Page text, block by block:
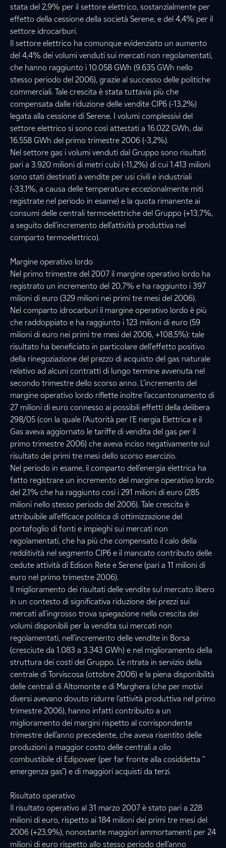
stata del 2,9% per il settore elettrico, sostanzialmente per
effetto della cessione della società Serene, e del 4,4% per il
settore idrocarburi.
Il settore elettrico ha comunque evidenziato un aumento
del 4,4% dei volumi venduti sui mercati non regolamentati,
che hanno raggiunto i 10.058 GWh (9.635 GWh nello
stesso periodo del 2006), grazie al successo delle politiche
commerciali. Tale crescita è stata tuttavia più che
compensata dalle riduzione delle vendite CIP6 (-13,2%)
legata alla cessione di Serene. I volumi complessivi del
settore elettrico si sono così attestati a 16.022 GWh, dai
16.558 GWh del primo trimestre 2006 (-3,2%).
Nel settore gas i volumi venduti dal Gruppo sono risultati
pari a 3.920 milioni di metri cubi (-11,2%) di cui 1.413 milioni
sono stati destinati a vendite per usi civili e industriali
(-33,1%, a causa delle temperature eccezionalmente miti
registrate nel periodo in esame) e la quota rimanente ai
consumi delle centrali termoelettriche del Gruppo (+13,7%,
a seguito dell’incremento dell’attività produttiva nel
comparto termoelettrico).
Margine operativo lordo
Nel primo trimestre del 2007 il margine operativo lordo ha
registrato un incremento del 20,7% e ha raggiunto i 397
milioni di euro (329 milioni nei primi tre mesi del 2006).
Nel comparto idrocarburi il margine operativo lordo è più
che raddoppiato e ha raggiunto i 123 milioni di euro (59
milioni di euro nei primi tre mesi del 2006, +108,5%): tale
risultato ha beneficiato in particolare dell’effetto positivo
della rinegoziazione del prezzo di acquisto del gas naturale
relativo ad alcuni contratti di lungo termine avvenuta nel
secondo trimestre dello scorso anno. L’incremento del
margine operativo lordo riflette inoltre l’accantonamento di
27 milioni di euro connesso ai possibili effetti della delibera
298/05 (con la quale l’Autorità per l’E nergia Elettrica e il
Gas aveva aggiornato le tariffe di vendita del gas per il
primo trimestre 2006) che aveva inciso negativamente sul
risultato dei primi tre mesi dello scorso esercizio.
Nel periodo in esame, il comparto dell’energia elettrica ha
fatto registrare un incremento del margine operativo lordo
del 2,1% che ha raggiunto così i 291 milioni di euro (285
milioni nello stesso periodo del 2006). Tale crescita è
attribuibile all’efficace politica di ottimizzazione del
portafoglio di fonti e impieghi sui mercati non
regolamentati, che ha più che compensato il calo della
redditività nel segmento CIP6 e il mancato contributo delle
cedute attività di Edison Rete e Serene (pari a 11 milioni di
euro nel primo trimestre 2006).
Il miglioramento dei risultati delle vendite sul mercato libero
in un contesto di significativa riduzione dei prezzi sui
mercati all’ingrosso trova spiegazione nella crescita dei
volumi disponibili per la vendita sui mercati non
regolamentati, nell’incremento delle vendite in Borsa
(cresciute da 1.083 a 3.343 GWh) e nel miglioramento della
struttura dei costi del Gruppo. L’e ntrata in servizio della
centrale di Torviscosa (ottobre 2006) e la piena disponibilità
delle centrali di Altomonte e di Marghera (che per motivi
diversi avevano dovuto ridurre l’attività produttiva nel primo
trimestre 2006), hanno infatti contribuito a un
miglioramento dei margini rispetto al corrispondente
trimestre dell’anno precedente, che aveva risentito delle
produzioni a maggior costo delle centrali a olio
combustibile di Edipower (per far fronte alla cosiddetta “
emergenza gas”) e di maggiori acquisti da terzi.
Risultato operativo
Il risultato operativo al 31 marzo 2007 è stato pari a 228
milioni di euro, rispetto ai 184 milioni dei primi tre mesi del
2006 (+23,9%), nonostante maggiori ammortamenti per 24
milioni di euro rispetto allo stesso periodo dell’anno